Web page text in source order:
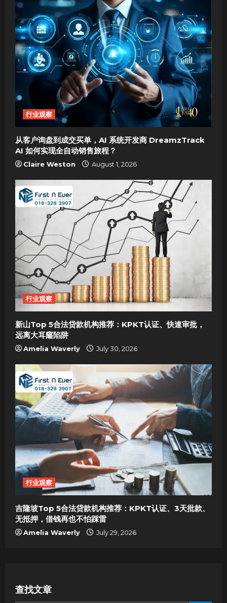
v
i
g
a
t
o
n
行业观察
从客户询盘到成交买单，AI 系统开发商 DreamzTrack
AI 如何实现全自动销售旅程？
Claire Weston August 1, 2026
行业观察
新山Top 5合法贷款机构推荐：KPKT认证、快速审批，
远离大耳窿陷阱
Amelia Waverly July 30, 2026
行业观察
吉隆坡Top 5合法贷款机构推荐：KPKT认证、3天批款、
无抵押，借钱再也不怕踩雷
Amelia Waverly July 29, 2026
查找文章